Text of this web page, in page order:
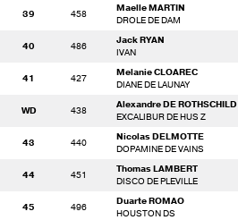
39 458
Maelle MARTIN
DROLE DE DAM
40 486
Jack RYAN
IVAN
41 427
Melanie CLOAREC
DIANE DE LAUNAY
WD 438
Alexandre DE ROTHSCHILD
EXCALIBUR DE HUS Z
43 440
Nicolas DELMOTTE
DOPAMINE DE VAINS
44 451
Thomas LAMBERT
DISCO DE PLEVILLE
45 496
Duarte ROMAO
HOUSTON DS